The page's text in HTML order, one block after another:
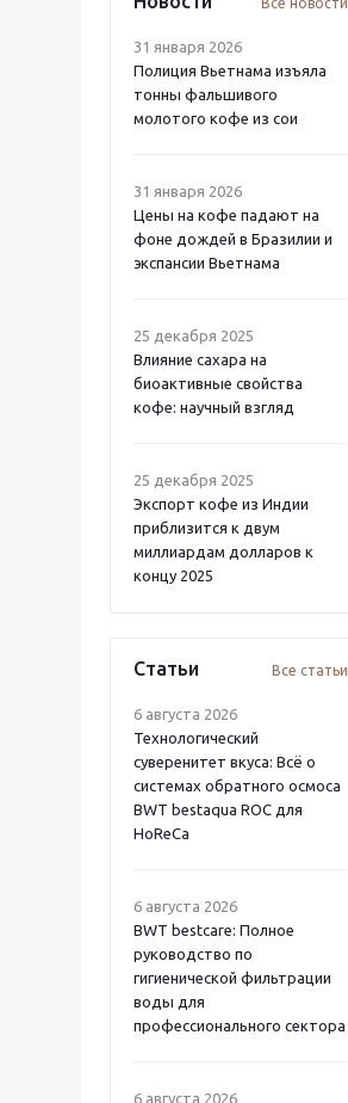
31 января 2026
Полиция Вьетнама изъяла
тонны фальшивого
молотого кофе из сои
31 января 2026
Цены на кофе падают на
фоне дождей в Бразилии и
экспансии Вьетнама
25 декабря 2025
Влияние сахара на
биоактивные свойства
кофе: научный взгляд
25 декабря 2025
Экспорт кофе из Индии
приблизится к двум
миллиардам долларов к
концу 2025
Статьи Все статьи
6 августа 2026
Технологический
суверенитет вкуса: Всё о
системах обратного осмоса
BWT bestaqua ROC для
HoReCa
6 августа 2026
BWT bestcare: Полное
руководство по
гигиенической фильтрации
воды для
профессионального сектора
6 августа 2026